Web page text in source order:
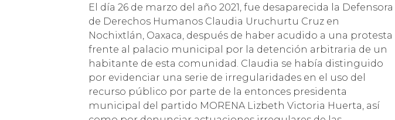
El día 26 de marzo del año 2021, fue desaparecida la Defensora
de Derechos Humanos Claudia Uruchurtu Cruz en
Nochixtlán, Oaxaca, después de haber acudido a una protesta
frente al palacio municipal por la detención arbitraria de un
habitante de esta comunidad. Claudia se había distinguido
por evidenciar una serie de irregularidades en el uso del
recurso público por parte de la entonces presidenta
municipal del partido MORENA Lizbeth Victoria Huerta, así